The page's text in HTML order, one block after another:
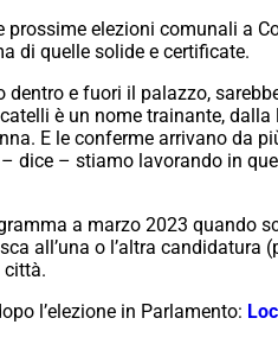
prossime elezioni comunali a
di quelle solide e certificate.
e fuori il palazzo,
è un nome trainante,
E le conferme arrivano da
dice – stiamo lavorando in
a marzo 2023
all’una o l’altra
città.
l’elezione in Parlamento: